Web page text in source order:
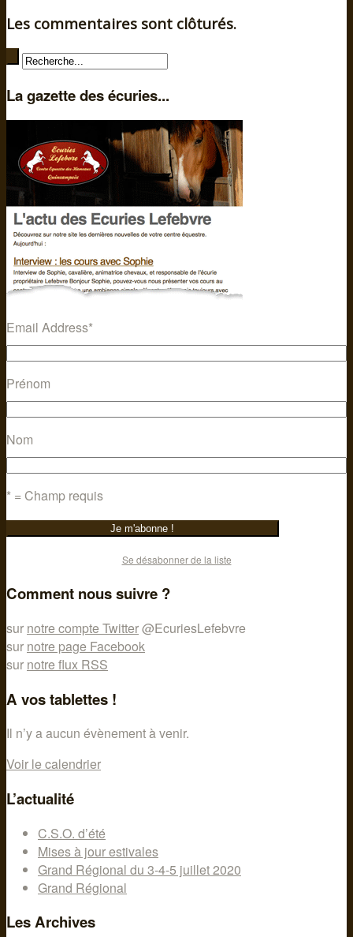
Les commentaires sont clôturés.
La gazette des écuries...
Email Address*
Prénom
Nom
* = Champ requis
Se désabonner de la liste
Comment nous suivre ?
sur notre compte Twitter@EcuriesLefebvre
sur notre page Facebook
sur notre flux RSS
A vos tablettes !
Il n’y a aucun évènement à venir.
Voir le calendrier
L’actualité
C.S.O. d’été
Mises à jour estivales
Grand Régional du 3-4-5 juillet 2020
Grand Régional
Les Archives